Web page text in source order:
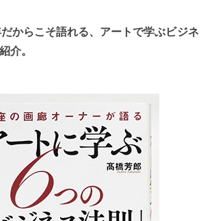
からこそ語れる、アートで学ぶビジネ
介。